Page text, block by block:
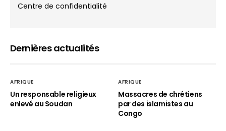
Centre de confidentialité
Dernières actualités
AFRIQUE
Un responsable religieux
enlevé au Soudan
AFRIQUE
Massacres de chrétiens
par des islamistes au
Congo